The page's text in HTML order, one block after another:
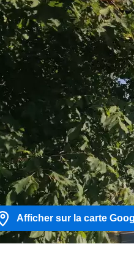
Afficher sur la carte